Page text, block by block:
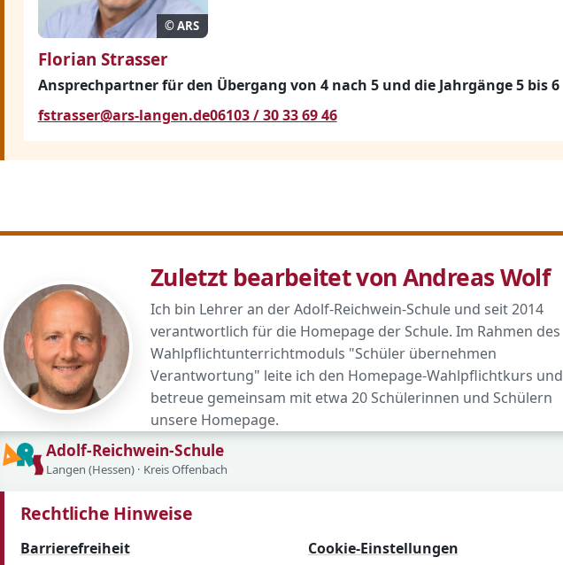
© ARS
Florian Strasser
Ansprechpartner für den Übergang von 4 nach 5 und die Jahrgänge 5 bis 6
fstrasser@ars-langen.de06103 / 30 33 69 46
Zuletzt bearbeitet von Andreas Wolf
Ich bin Lehrer an der Adolf-Reichwein-Schule und seit 2014
verantwortlich für die Homepage der Schule. Im Rahmen des
Wahlpflichtunterrichtmoduls "Schüler übernehmen
Verantwortung" leite ich den Homepage-Wahlpflichtkurs und
betreue gemeinsam mit etwa 20 Schülerinnen und Schülern
unsere Homepage.
Adolf-Reichwein-Schule
Langen (Hessen) · Kreis Offenbach
Rechtliche Hinweise
Barrierefreiheit Cookie-Einstellungen